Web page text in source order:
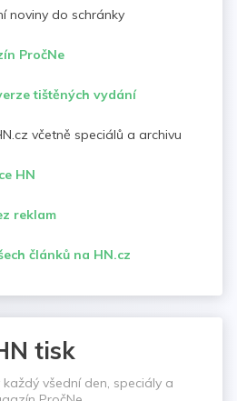
noviny do schránky
PročNe
tištěných vydání
včetně speciálů a archivu
HN
reklam
článků na HN.cz
tisk
všední den, speciály a